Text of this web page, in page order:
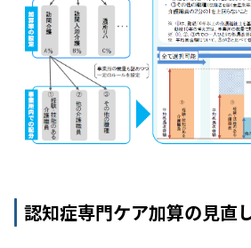
認知症専門ケア加算の見直